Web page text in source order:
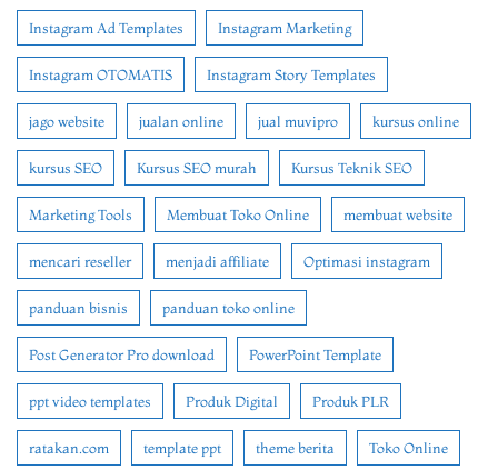
Instagram Ad Templates Instagram Marketing
Instagram OTOMATIS Instagram Story Templates
jago website jualan online jual muvipro kursus online
kursus SEO Kursus SEO murah Kursus Teknik SEO
Marketing Tools Membuat Toko Online membuat website
mencari reseller menjadi affiliate Optimasi instagram
panduan bisnis panduan toko online
Post Generator Pro download PowerPoint Template
ppt video templates Produk Digital Produk PLR
ratakan.com template ppt theme berita Toko Online